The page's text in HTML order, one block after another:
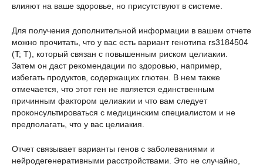
влияют на ваше здоровье, но присутствуют в системе.
Для получения дополнительной информации в вашем отчете
можно прочитать, что у вас есть вариант генотипа rs3184504
(T; T), который связан с повышенным риском целиакии.
Затем он даст рекомендации по здоровью, например,
избегать продуктов, содержащих глютен. В нем также
отмечается, что этот ген не является единственным
причинным фактором целиакии и что вам следует
проконсультироваться с медицинским специалистом и не
предполагать, что у вас целиакия.
Отчет связывает варианты генов с заболеваниями и
нейродегенеративными расстройствами. Это не случайно,